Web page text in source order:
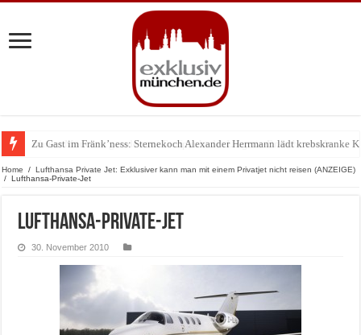
Zu Gast im Fränk’ness: Sternekoch Alexander Herrmann lädt krebskranke
Warum München gerade zum Treffpunkt der Lingerie-Branche wurde
Home / Lufthansa Private Jet: Exklusiver kann man mit einem Privatjet nicht reisen (ANZEIGE)
/ Lufthansa-Private-Jet
Lufthansa-Private-Jet
30. November 2010